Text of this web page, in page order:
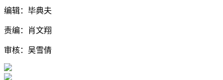
编辑：毕典夫
责编：肖文翔
审核：吴雪倩